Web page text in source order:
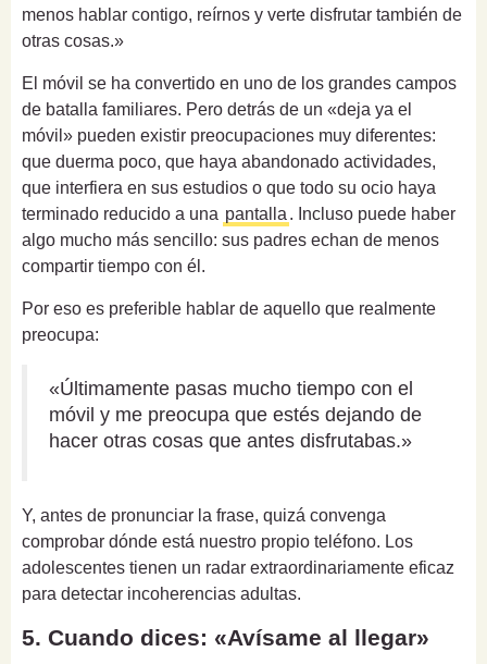
menos hablar contigo, reírnos y verte disfrutar también de
otras cosas.»
El móvil se ha convertido en uno de los grandes campos
de batalla familiares. Pero detrás de un «deja ya el
móvil» pueden existir preocupaciones muy diferentes:
que duerma poco, que haya abandonado actividades,
que interfiera en sus estudios o que todo su ocio haya
terminado reducido a una pantalla . Incluso puede haber
algo mucho más sencillo: sus padres echan de menos
compartir tiempo con él.
Por eso es preferible hablar de aquello que realmente
preocupa:
«Últimamente pasas mucho tiempo con el
móvil y me preocupa que estés dejando de
hacer otras cosas que antes disfrutabas.»
Y, antes de pronunciar la frase, quizá convenga
comprobar dónde está nuestro propio teléfono. Los
adolescentes tienen un radar extraordinariamente eficaz
para detectar incoherencias adultas.
5. Cuando dices: «Avísame al llegar»